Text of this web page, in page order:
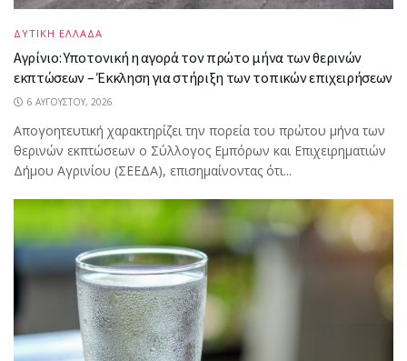
ΔΥΤΙΚΗ ΕΛΛΑΔΑ
Αγρίνιο: Υποτονική η αγορά τον πρώτο μήνα των θερινών
εκπτώσεων – Έκκληση για στήριξη των τοπικών επιχειρήσεων
6 ΑΥΓΟΎΣΤΟΥ, 2026
Απογοητευτική χαρακτηρίζει την πορεία του πρώτου μήνα των
θερινών εκπτώσεων ο Σύλλογος Εμπόρων και Επιχειρηματιών
Δήμου Αγρινίου (ΣΕΕΔΑ), επισημαίνοντας ότι...